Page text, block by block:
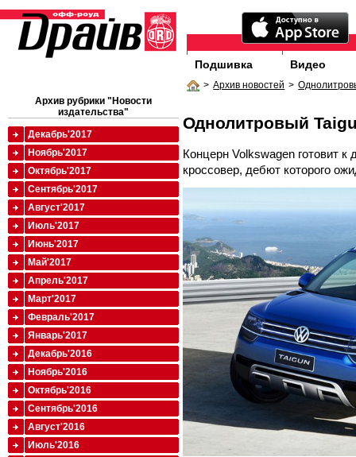
Подшивка Видео
> Архив новостей >
Однолитровый
Концерн Volkswagen готовит
кроссовер, дебют которого
Архив рубрики "Новости
издательства"
Декабрь'2017
Ноябрь'2017
Октябрь'2017
Сентябрь'2017
Август'2017
Июль'2017
Июнь'2017
Май'2017
Апрель'2017
Март'2017
Февраль'2017
Январь'2017
Декабрь'2016
Ноябрь'2016
Октябрь'2016
Сентябрь'2016
Август'2016
Июль'2016